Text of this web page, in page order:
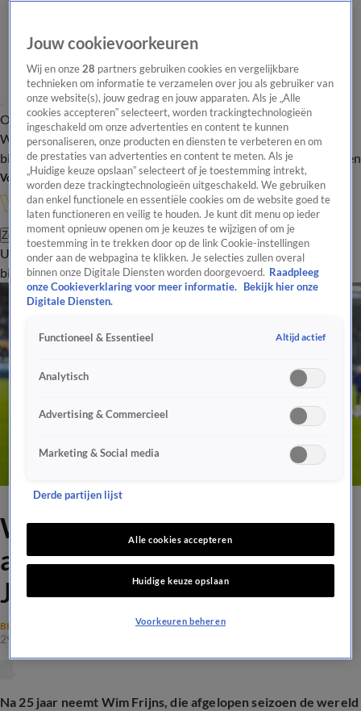
Overzicht Onze programma's Uitzendingen Onze gezichten
In de
WandelgangenInterviewsUitzending
bijwonenPodcastShopVeelgestelde vragenKijkersvraag insturen
Volg Vandaag Inside
Zoeken
UitzendingenVandaag InsideDe OranjezomerShopUitzending
bijwonen
Wim Frijns stopt na 25 jaar
als stadionspeaker van Roda
JC
BINNENLANDS VOETBAL
29 jan 2025, 13:30
Na 25 jaar neemt Wim Frijns, die afgelopen seizoen de wereld
Jouw cookievoorkeuren
Wij en onze28 partners gebruiken cookies en vergelijkbare
technieken om informatie te verzamelen over jou als gebruiker van
onze website(s), jouw gedrag en jouw apparaten. Als je „Alle
cookies accepteren” selecteert, worden trackingtechnologieën
ingeschakeld om onze advertenties en content te kunnen
personaliseren, onze producten en diensten te verbeteren en om
de prestaties van advertenties en content te meten. Als je
„Huidige keuze opslaan” selecteert of je toestemming intrekt,
worden deze trackingtechnologieën uitgeschakeld. We gebruiken
dan enkel functionele en essentiële cookies om de website goed te
laten functioneren en veilig te houden. Je kunt dit menu op ieder
moment opnieuw openen om je keuzes te wijzigen of om je
toestemming in te trekken door op de link Cookie-instellingen
onder aan de webpagina te klikken. Je selecties zullen overal
binnen onze Digitale Diensten worden doorgevoerd. Raadpleeg
onze Cookieverklaring voor meer informatie.
Bekijk hier onze
Digitale Diensten.
Functioneel & Essentieel Altijd actief
Analytisch
Advertising & Commercieel
Marketing & Social media
Derde partijen lijst
Alle cookies accepteren
Huidige keuze opslaan
Voorkeuren beheren